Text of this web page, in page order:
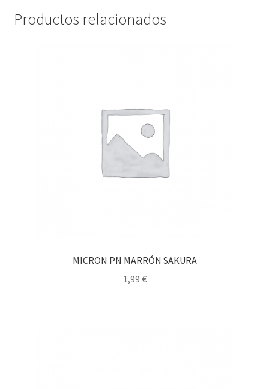
Productos relacionados
MICRON PN MARRÓN SAKURA
1,99 €